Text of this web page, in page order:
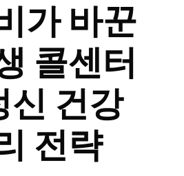
가 바꾼
콜센터
신 건강
전략